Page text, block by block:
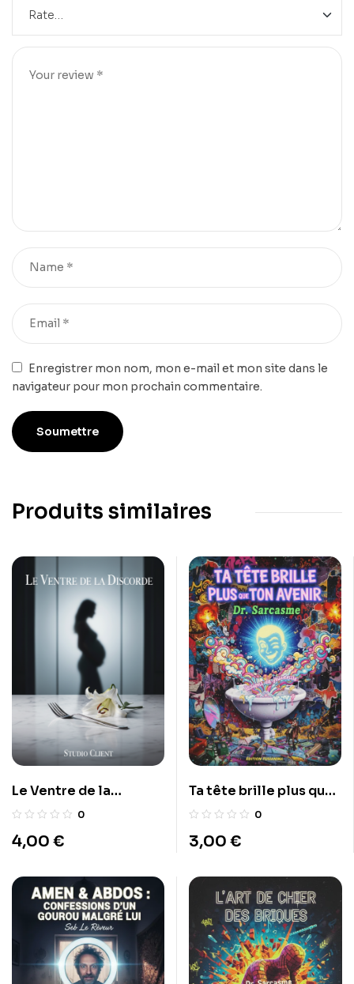
Enregistrer mon nom, mon e-mail et mon site dans le
navigateur pour mon prochain commentaire.
Produits similaires
Le Ventre de la
Discorde 0
4,00 €
Ta tête brille plus que
ton avenir0
3,00 €